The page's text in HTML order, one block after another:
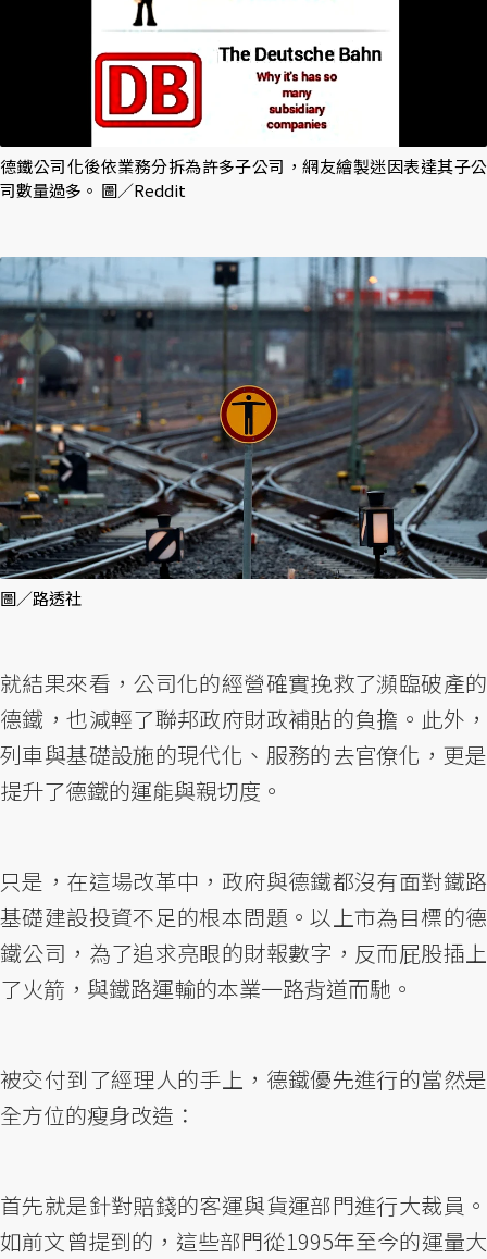
德鐵公司化後依業務分拆為許多子公司，網友繪製迷因表達其子公
司數量過多。 圖／Reddit
圖／路透社
就結果來看，公司化的經營確實挽救了瀕臨破產的
德鐵，也減輕了聯邦政府財政補貼的負擔。此外，
列車與基礎設施的現代化、服務的去官僚化，更是
提升了德鐵的運能與親切度。
只是，在這場改革中，政府與德鐵都沒有面對鐵路
基礎建設投資不足的根本問題。以上市為目標的德
鐵公司，為了追求亮眼的財報數字，反而屁股插上
了火箭，與鐵路運輸的本業一路背道而馳。
被交付到了經理人的手上，德鐵優先進行的當然是
全方位的瘦身改造：
首先就是針對賠錢的客運與貨運部門進行大裁員。
如前文曾提到的，這些部門從1995年至今的運量大